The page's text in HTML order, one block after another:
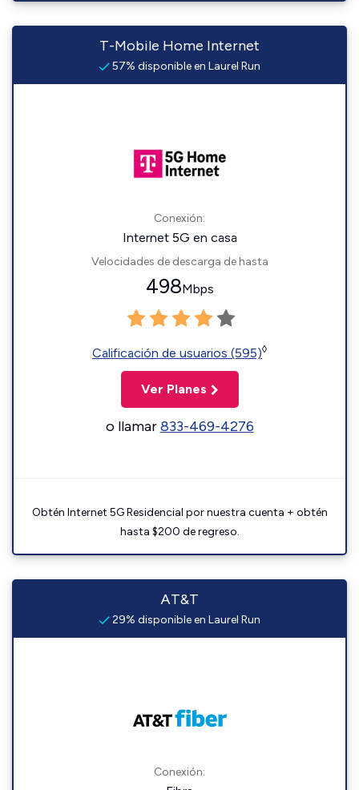
T-Mobile Home Internet
57% disponible en Laurel Run
Conexión:
Internet 5G en casa
Velocidades de descarga de hasta
498Mbps
Calificación de usuarios (595)◊
Ver Planes
o llamar833-469-4276
Obtén Internet 5G Residencial por nuestra cuenta + obtén
hasta $200 de regreso.
AT&T
29% disponible en Laurel Run
Conexión: